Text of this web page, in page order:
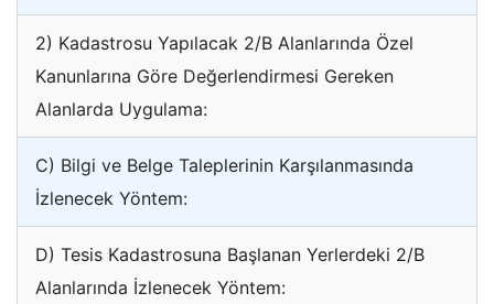
2) Kadastrosu Yapılacak 2/B Alanlarında Özel
Kanunlarına Göre Değerlendirmesi Gereken
Alanlarda Uygulama:
C) Bilgi ve Belge Taleplerinin Karşılanmasında
İzlenecek Yöntem:
D) Tesis Kadastrosuna Başlanan Yerlerdeki 2/B
Alanlarında İzlenecek Yöntem: